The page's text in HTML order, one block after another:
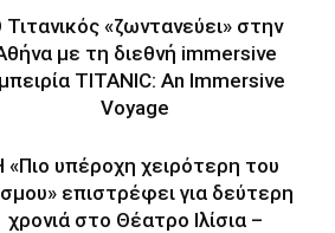
Τιτανικός «ζωντανεύει» στην
με τη διεθνή immersive
TITANIC: An Immersive
Voyage
«Πιο υπέροχη χειρότερη του
επιστρέφει για δεύτερη
χρονιά στο Θέατρο Ιλίσια –